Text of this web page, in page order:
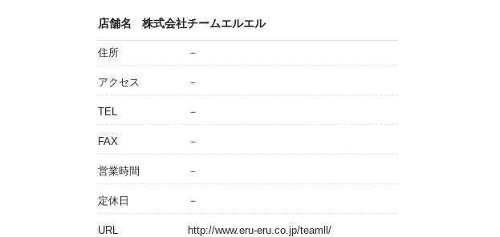
店舗名 株式会社チームエルエル
住所 －
アクセス －
TEL －
FAX －
営業時間 －
定休日 －
URL http://www.eru-eru.co.jp/teamll/